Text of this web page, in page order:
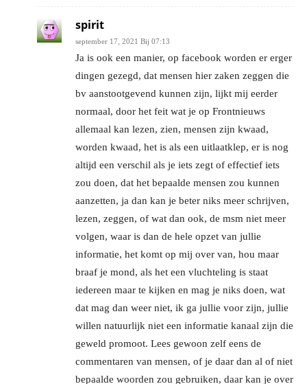
spirit
september 17, 2021 Bij 07:13
Ja is ook een manier, op facebook worden er erger
dingen gezegd, dat mensen hier zaken zeggen die
bv aanstootgevend kunnen zijn, lijkt mij eerder
normaal, door het feit wat je op Frontnieuws
allemaal kan lezen, zien, mensen zijn kwaad,
worden kwaad, het is als een uitlaatklep, er is nog
altijd een verschil als je iets zegt of effectief iets
zou doen, dat het bepaalde mensen zou kunnen
aanzetten, ja dan kan je beter niks meer schrijven,
lezen, zeggen, of wat dan ook, de msm niet meer
volgen, waar is dan de hele opzet van jullie
informatie, het komt op mij over van, hou maar
braaf je mond, als het een vluchteling is staat
iedereen maar te kijken en mag je niks doen, wat
dat mag dan weer niet, ik ga jullie voor zijn, jullie
willen natuurlijk niet een informatie kanaal zijn die
geweld promoot. Lees gewoon zelf eens de
commentaren van mensen, of je daar dan al of niet
bepaalde woorden zou gebruiken, daar kan je over